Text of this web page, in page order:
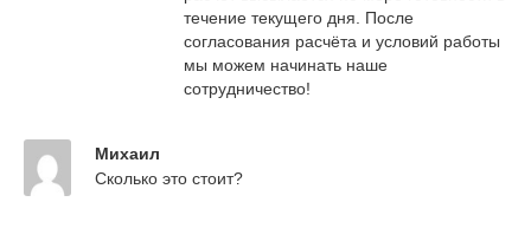
течение текущего дня. После
согласования расчёта и условий работы
мы можем начинать наше
сотрудничество!
Михаил
Сколько это стоит?